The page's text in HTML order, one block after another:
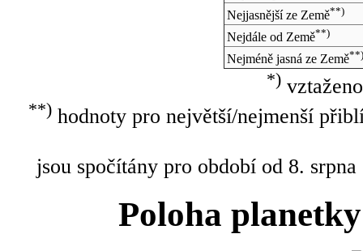
Nejjasnější ze Země**)
Nejdále od Země**)
Nejméně jasná ze Země**)
*)
**)hodnoty pro největší/nejmenší
jsou spočítány pro období od 8.
Poloha